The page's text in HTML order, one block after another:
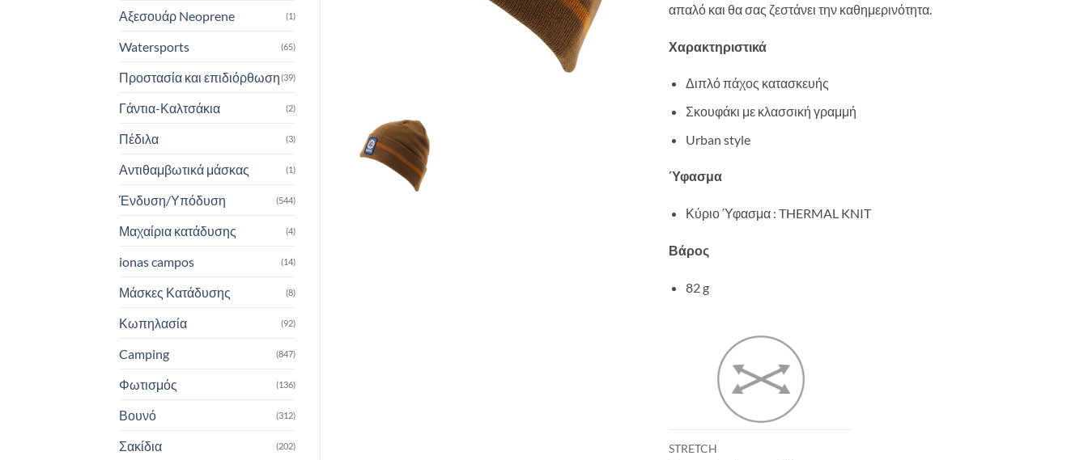
Αξεσουάρ Neoprene (1)
Watersports (65)
Προστασία και επιδιόρθωση(39)
Γάντια-Καλτσάκια (2)
Πέδιλα (3)
Αντιθαμβωτικά μάσκας (1)
Ένδυση/Υπόδυση (544)
Μαχαίρια κατάδυσης (4)
ionas campos (14)
Μάσκες Κατάδυσης (8)
Κωπηλασία (92)
Camping (847)
Φωτισμός (136)
Βουνό (312)
Σακίδια (202)
απαλό και θα σας ζεστάνει την καθημερινότητα.
Χαρακτηριστικά
Διπλό πάχος κατασκευής
Σκουφάκι με κλασσική γραμμή
Urban style
Ύφασμα
Κύριο Ύφασμα :THERMAL KNIT
Βάρος
82 g
STRETCH